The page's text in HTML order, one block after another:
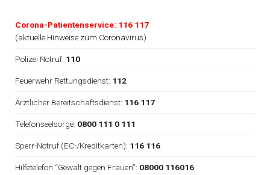
Corona-Patientenservice: 116 117
(aktuelle Hinweise zum Coronavirus)
Polizei Notruf: 110
Feuerwehr Rettungsdienst: 112
Ärztlicher Bereitschaftsdienst: 116 117
Telefonseelsorge: 0800 111 0 111
Sperr-Notruf (EC-/Kreditkarten): 116 116
Hilfetelefon “Gewalt gegen Frauen”: 08000 116016